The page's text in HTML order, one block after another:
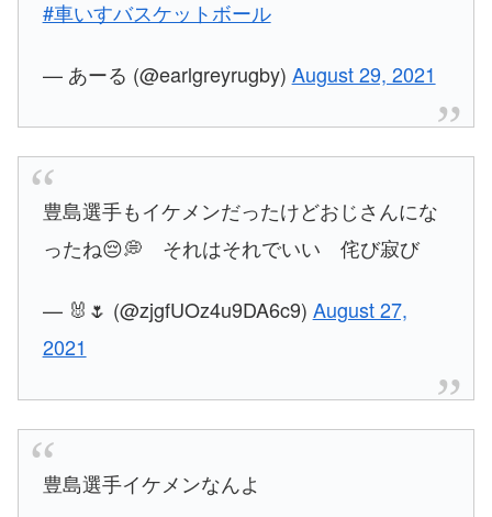
#車いすバスケットボール
— あーる (@earlgreyrugby) August 29, 2021
豊島選手もイケメンだったけどおじさんにな
ったね😔💭 それはそれでいい 侘び寂び
— 🐰🌷 (@zjgfUOz4u9DA6c9) August 27,
2021
豊島選手イケメンなんよ